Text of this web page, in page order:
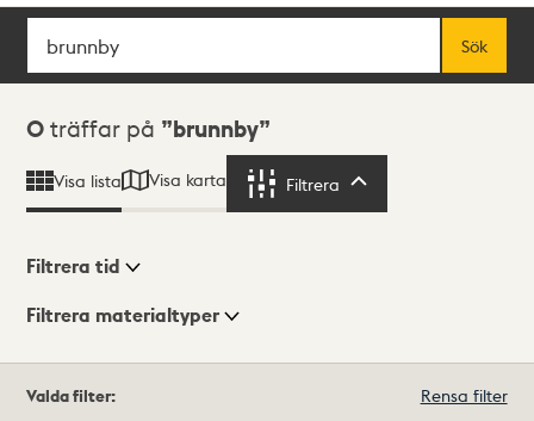
Sök
Sök
Sökresultat
0 träffar på brunnby
Visa lista Visa karta Filtrera
Visningsläge
Filtrera tid
Filtrera materialtyper
träffar
Valda filter: Rensa filter